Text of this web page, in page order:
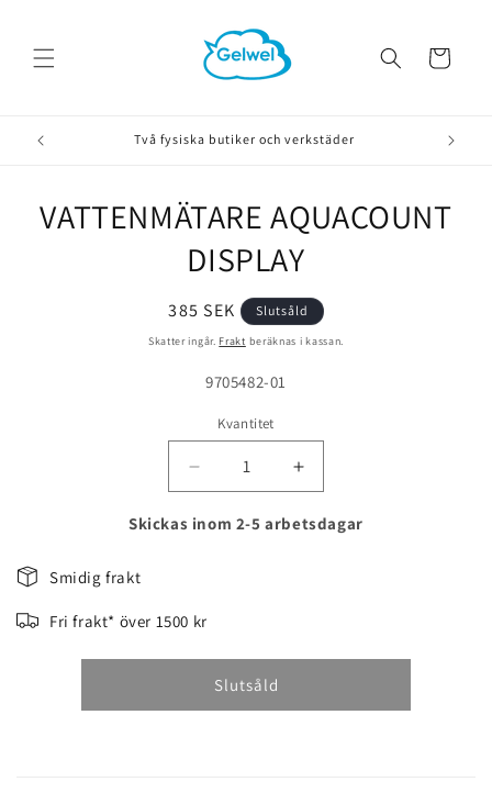
innehåll
Varukorg
Två fysiska butiker och verkstäder
vidare till
VATTENMÄTARE AQUACOUNT
DISPLAY
Ordinarie
pris
385 SEK Slutsåld
Skatter ingår. Frakt beräknas i kassan.
Lagerhållningsenhet:
9705482-01
Kvantitet
Minska
kvantitet
för
Öka
kvantitet
för
Skickas inom 2-5 arbetsdagar
Smidig frakt
Fri frakt* över 1500 kr
Slutsåld